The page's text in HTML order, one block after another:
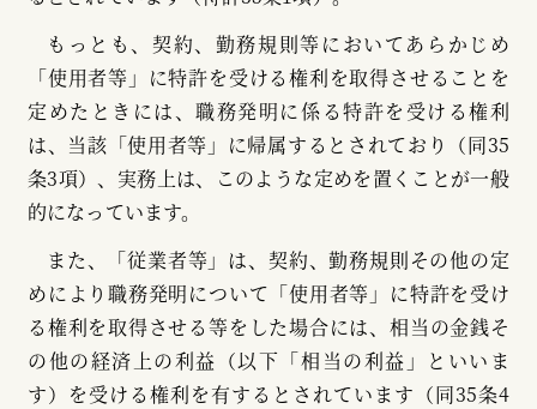
もっとも、契約、勤務規則等においてあらかじめ
「使用者等」に特許を受ける権利を取得させることを
定めたときには、職務発明に係る特許を受ける権利
は、当該「使用者等」に帰属するとされており（同35
条3項）、実務上は、このような定めを置くことが一般
的になっています。
また、「従業者等」は、契約、勤務規則その他の定
めにより職務発明について「使用者等」に特許を受け
る権利を取得させる等をした場合には、相当の金銭そ
の他の経済上の利益（以下「相当の利益」といいま
す）を受ける権利を有するとされています（同35条4